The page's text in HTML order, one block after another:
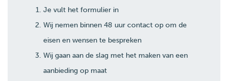
Je vult het formulier in
Wij nemen binnen 48 uur contact op om de
eisen en wensen te bespreken
Wij gaan aan de slag met het maken van een
aanbieding op maat